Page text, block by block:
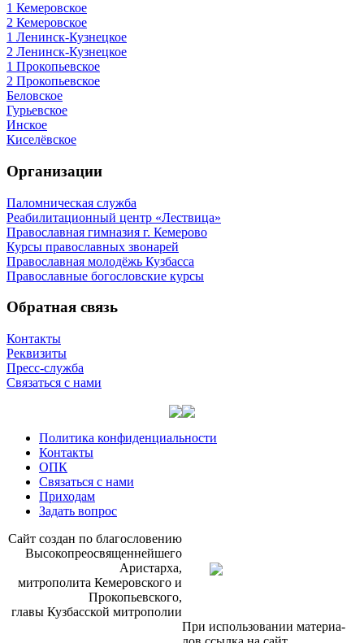
1 Кемеровское
2 Кемеровское
1 Ленинск-Кузнецкое
2 Ленинск-Кузнецкое
1 Прокопьевское
2 Прокопьевское
Беловское
Гурьевское
Инское
Киселёвское
Организации
Паломническая служба
Реабилитационный центр «Лествица»
Православная гимназия г. Кемерово
Курсы православных звонарей
Православная молодёжь Кузбасса
Православные богословские курсы
Обратная связь
Контакты
Реквизиты
Пресс-служба
Связаться с нами
Политика конфиденциальности
Контакты
ОПК
Связаться с нами
Приходам
Задать вопрос
Сайт со­здан по бла­го­сло­ве­нию
Вы­со­ко­прео­свя­щен­ней­ше­го
Ари­стар­ха,
мит­ро­по­ли­та Ке­ме­ров­ско­го и
Про­ко­пьев­ско­го,
гла­вы Куз­бас­ской мит­ро­по­лии
При ис­поль­зо­ва­нии ма­те­ри­а­